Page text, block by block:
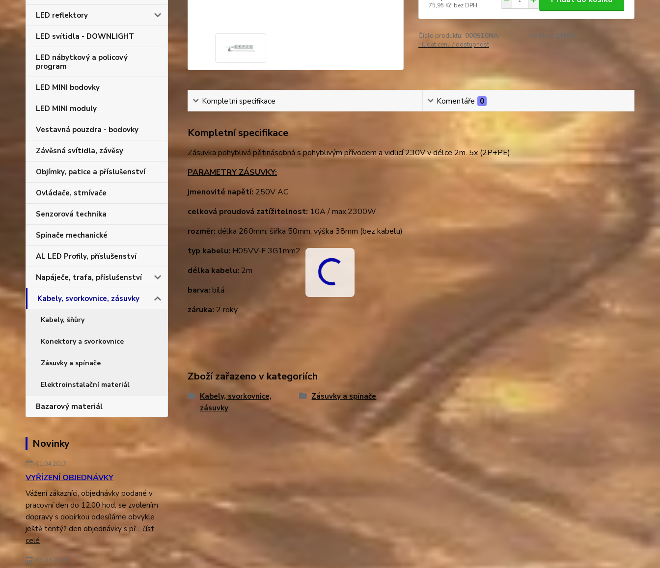
LED reflektory
LED svítidla - DOWNLIGHT
LED nábytkový a policový
program
LED MINI bodovky
LED MINI moduly
Vestavná pouzdra - bodovky
Závěsná svítidla, závěsy
Objímky, patice a příslušenství
Ovládače, stmívače
Senzorová technika
Spínače mechanické
AL LED Profily, příslušenství
Napáječe, trafa, příslušenství
Kabely, svorkovnice, zásuvky
Kabely, šňůry
Konektory a svorkovnice
Zásuvky a spínače
Elektroinstalační materiál
Bazarový materiál
Novinky
01.04.2017
VYŘÍZENÍ OBJEDNÁVKY
Vážení zákazníci, objednávky podané v
pracovní den do 12.00 hod. se zvolením
dopravy s dobírkou odesíláme obvykle
ještě tentýž den objednávky s př... číst
celé
03.04.2014
75,95 Kč bez DPH
Číslo produktu: 000510NA Výrobce: EMOS
Hlídat cenu / dostupnost
Kompletní specifikace Komentáře 0
Kompletní specifikace
Zásuvka pohyblivá pětinásobná s pohyblivým přívodem a vidlicí 230V v délce 2m. 5x (2P+PE).
PARAMETRY ZÁSUVKY:
jmenovité napětí: 250V AC
celková proudová zatížitelnost: 10A / max.2300W
rozměr: délka 260mm; šířka 50mm; výška 38mm (bez kabelu)
typ kabelu: H05VV-F 3G1mm2
délka kabelu: 2m
barva: bílá
záruka: 2 roky
Zboží zařazeno v kategoriích
Kabely, svorkovnice,
zásuvky
Zásuvky a spínače